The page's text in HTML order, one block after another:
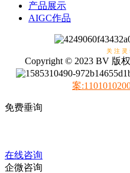
产品展示
AIGC作品
关 注 灵
Copyright © 2023 BV 版
案:
免费垂询
在线咨询
企微咨询